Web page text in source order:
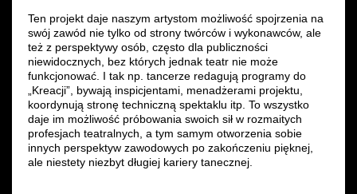
Ten projekt daje naszym artystom możliwość spojrzenia na
swój zawód nie tylko od strony twórców i wykonawców, ale
też z perspektywy osób, często dla publiczności
niewidocznych, bez których jednak teatr nie może
funkcjonować. I tak np. tancerze redagują programy do
„Kreacji”, bywają inspicjentami, menadżerami projektu,
koordynują stronę techniczną spektaklu itp. To wszystko
daje im możliwość próbowania swoich sił w rozmaitych
profesjach teatralnych, a tym samym otworzenia sobie
innych perspektyw zawodowych po zakończeniu pięknej,
ale niestety niezbyt długiej kariery tanecznej.